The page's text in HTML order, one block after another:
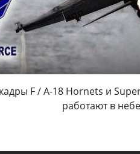
F / A-18 Hornets и
работают в